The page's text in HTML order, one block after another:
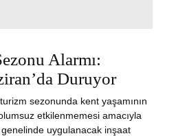
Alarmı:
Duruyor
sezonunda kent yaşamının
etkilenmemesi amacıyla
uygulanacak inşaat